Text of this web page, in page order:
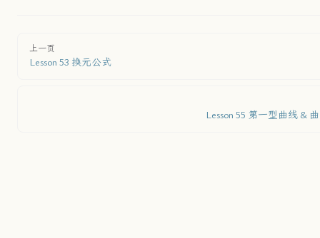
上一页
Lesson 53 换元公式
Lesson 55 第一型曲线 &